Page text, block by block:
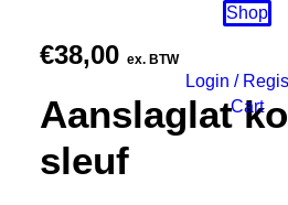
Shop
Login /
Cart
€38,00 ex. BTW
Aanslaglat
sleuf